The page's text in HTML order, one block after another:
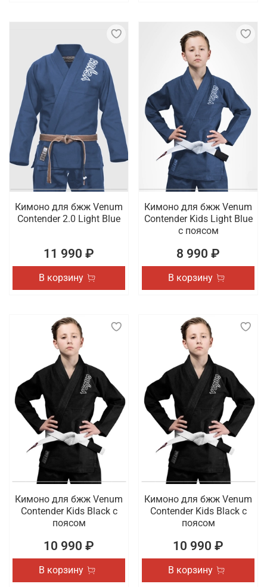
Кимоно для бжж Venum
Contender 2.0 Light Blue
11 990 ₽
В корзину
Кимоно для бжж Venum
Contender Kids Light Blue
с поясом
8 990 ₽
В корзину
Кимоно для бжж Venum
Contender Kids Black с
поясом
10 990 ₽
В корзину
Кимоно для бжж Venum
Contender Kids Black с
поясом
10 990 ₽
В корзину